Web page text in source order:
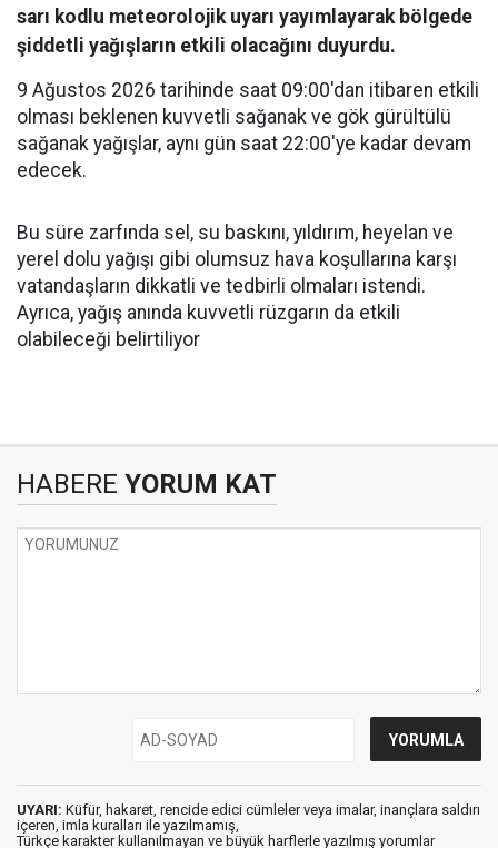
sarı kodlu meteorolojik uyarı yayımlayarak bölgede
şiddetli yağışların etkili olacağını duyurdu.
9 Ağustos 2026 tarihinde saat 09:00'dan itibaren etkili
olması beklenen kuvvetli sağanak ve gök gürültülü
sağanak yağışlar, aynı gün saat 22:00'ye kadar devam
edecek.
Bu süre zarfında sel, su baskını, yıldırım, heyelan ve
yerel dolu yağışı gibi olumsuz hava koşullarına karşı
vatandaşların dikkatli ve tedbirli olmaları istendi.
Ayrıca, yağış anında kuvvetli rüzgarın da etkili
olabileceği belirtiliyor
HABERE YORUM KAT
UYARI: Küfür, hakaret, rencide edici cümleler veya imalar, inançlara saldırı
içeren, imla kuralları ile yazılmamış,
Türkçe karakter kullanılmayan ve büyük harflerle yazılmış yorumlar